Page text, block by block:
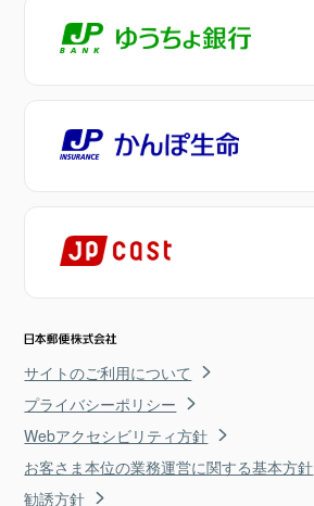
サイトのご利用について
プライバシーポリシー
Webアクセシビリティ方針
お客さま本位の業務運営に関する基本方針
勧誘方針